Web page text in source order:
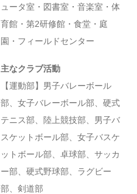
ュータ室・図書室・音楽室・体
育館・第2研修館・食堂・庭
園・フィールドセンター
主なクラブ活動
【運動部】男子バレーボール
部、女子バレーボール部、硬式
テニス部、陸上競技部、男子バ
スケットボール部、女子バスケ
ットボール部、卓球部、サッカ
ー部、硬式野球部、ラグビー
部、剣道部